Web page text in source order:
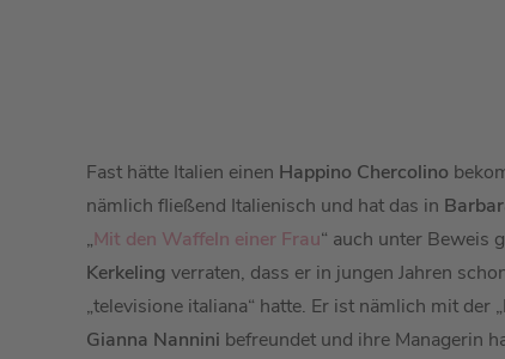
Fast hätte Italien einen Happino Chercolino
nämlich fließend Italienisch und hat das in
„Mit den Waffeln einer Frau“ auch unter Beweis
Kerkeling verraten, dass er in jungen Jahren
„televisione italiana“ hatte. Er ist nämlich mit der „
Gianna Nannini befreundet und ihre Managerin